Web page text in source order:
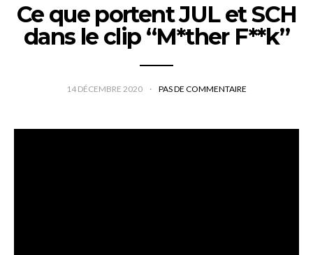
Ce que portent JUL et SCH
dans le clip “M*ther F**k”
14 DÉCEMBRE 2020 PAS DE COMMENTAIRE